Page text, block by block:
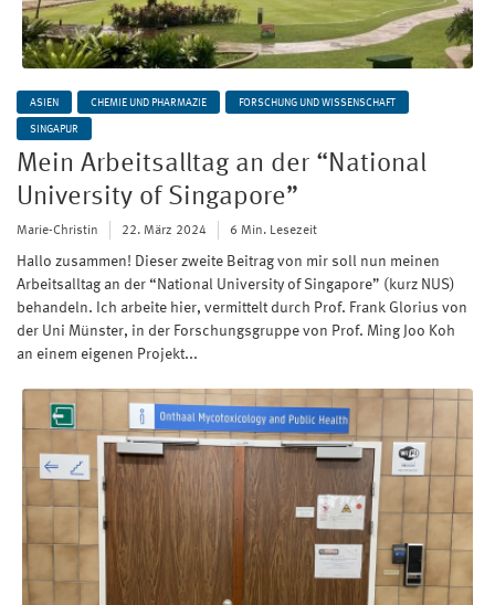
ASIEN CHEMIE UND PHARMAZIE FORSCHUNG UND WISSENSCHAFT
SINGAPUR
Mein Arbeitsalltag an der “National
University of Singapore”
Marie-Christin 22. März 2024 6 Min. Lesezeit
Hallo zusammen! Dieser zweite Beitrag von mir soll nun meinen
Arbeitsalltag an der “National University of Singapore” (kurz NUS)
behandeln. Ich arbeite hier, vermittelt durch Prof. Frank Glorius von
der Uni Münster, in der Forschungsgruppe von Prof. Ming Joo Koh
an einem eigenen Projekt...